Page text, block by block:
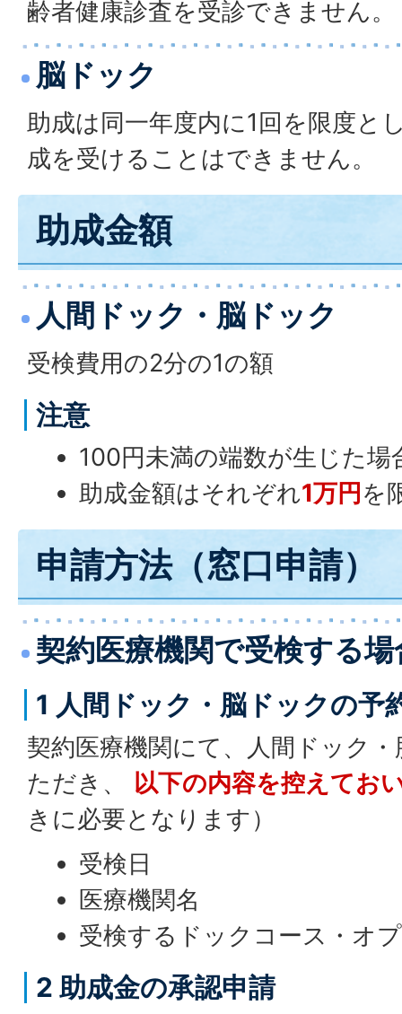
齢者健康診査を受診できません。
脳ドック
助成は同一年度内に1回を限度と
成を受けることはできません。
助成金額
人間ドック・脳ドック
受検費用の2分の1の額
注意
100円未満の端数が生じた場
助成金額はそれぞれ1万円を
申請方法（窓口申請）
契約医療機関で受検する場
1 人間ドック・脳ドックの予
契約医療機関にて、人間ドック
ただき、 以下の内容を控えてお
きに必要となります）
受検日
医療機関名
受検するドックコース・オ
2 助成金の承認申請